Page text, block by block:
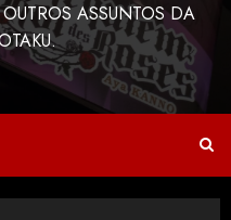
ASSUNTOS DA